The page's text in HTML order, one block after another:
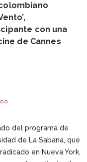
con una
de Cannes
del programa de
de La Sabana, que
en Nueva York,